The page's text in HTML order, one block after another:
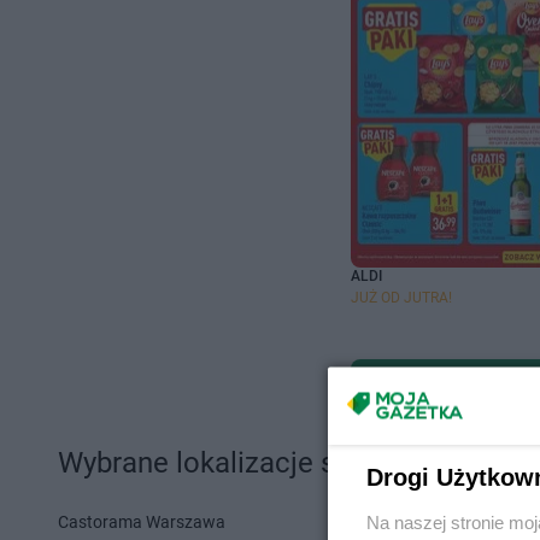
ALDI
JUŻ OD JUTRA!
Wybrane lokalizacje sklepów i sieci
Castorama Warszawa Action
Drogi
Na naszej stronie